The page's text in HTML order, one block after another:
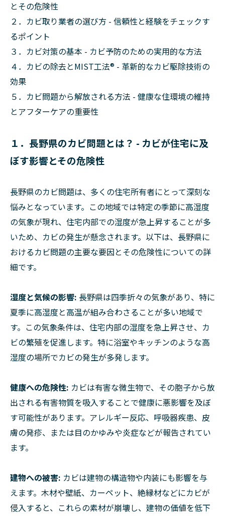
とその危険性
２．カビ取り業者の選び方 - 信頼性と経験をチェックす
るポイント
３．カビ対策の基本 - カビ予防のための実用的な方法
４．カビの除去とMIST工法® - 革新的なカビ駆除技術の
効果
５．カビ問題から解放される方法 - 健康な住環境の維持
とアフターケアの重要性
１．長野県のカビ問題とは？ - カビが住宅に及
ぼす影響とその危険性
長野県のカビ問題は、多くの住宅所有者にとって深刻な
悩みとなっています。この地域では特定の季節に高湿度
の気象が現れ、住宅内部での湿度が急上昇することが多
いため、カビの発生が懸念されます。以下は、長野県に
おけるカビ問題の主要な要因とその危険性についての詳
細です。
湿度と気候の影響: 長野県は四季折々の気象があり、特に
夏季に高湿度と高温が組み合わさることが多い地域で
す。この気象条件は、住宅内部の湿度を急上昇させ、カ
ビの繁殖を促進します。特に浴室やキッチンのような高
湿度の場所でカビの発生が多発します。
健康への危険性: カビは有害な微生物で、その胞子から放
出される有害物質を吸入することで健康に悪影響を及ぼ
す可能性があります。アレルギー反応、呼吸器疾患、皮
膚の発疹、または目のかゆみや炎症などが報告されてい
ます。
建物への被害: カビは建物の構造物や内装にも影響を与
えます。木材や壁紙、カーペット、絶縁材などにカビが
侵入すると、これらの素材が崩壊し、建物の価値を低下